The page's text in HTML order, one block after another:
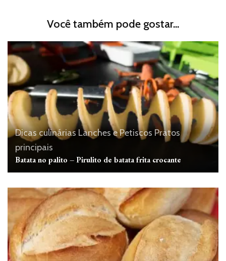
Você também pode gostar...
Dicas culinárias Lanches e Petiscos Pratos
principais
Batata no palito – Pirulito de batata frita crocante